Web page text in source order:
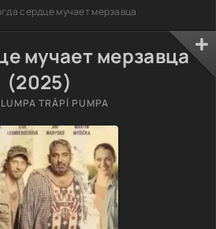
сердце мучает мерзавца
мучает мерзавца
(2025)
TRÁPÍ PUMPA